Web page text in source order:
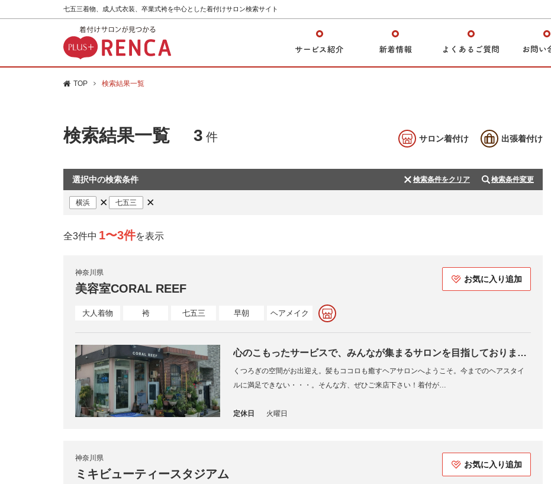
七五三着物、成人式衣装、卒業式袴を中心とした着付けサロン検索サイト
TOP 検索結果一覧
検索結果一覧 3 件 サロン着付け 出張着付け
選択中の検索条件 検索条件をクリア 検索条件変更
横浜 七五三
全3件中 1〜3件を表示
神奈川県
美容室CORAL REEF
お気に入り追加
大人着物 袴 七五三 早朝 ヘアメイク
心のこもったサービスで、みんなが集まるサロンを目指しておりま
す！
くつろぎの空間がお出迎え。髪もココロも癒すヘアサロンへようこそ。今までのヘアスタイ
ルに満足できない・・・。そんな方、ぜひご来店下さい！着付が…
定休日 火曜日
神奈川県
ミキビューティースタジアム
お気に入り追加